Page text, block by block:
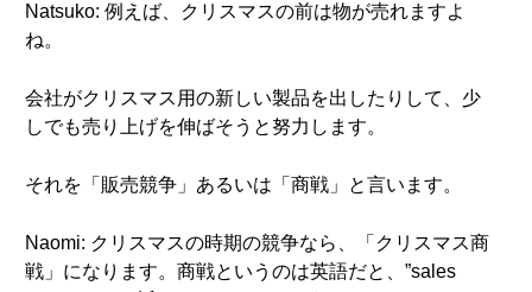
Natsuko: 例えば、クリスマスの前は物が売れますよ
ね。
会社がクリスマス用の新しい製品を出したりして、少
しでも売り上げを伸ばそうと努力します。
それを「販売競争」あるいは「商戦」と言います。
Naomi: クリスマスの時期の競争なら、「クリスマス商
戦」になります。商戦というのは英語だと、”sales